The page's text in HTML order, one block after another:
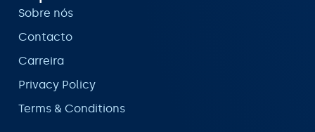
Sobre nós
Contacto
Carreira
Privacy Policy
Terms & Conditions